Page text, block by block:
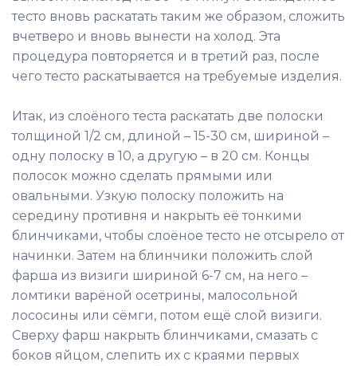
тесто вновь раскатать таким же образом, сложить
вчетверо и вновь вынести на холод. Эта
процедура повторяется и в третий раз, после
чего тесто раскатывается на требуемые изделия.
Итак, из слоёного теста раскатать две полоски
толщиной 1/2 см, длиной – 15-30 см, шириной –
одну полоску в 10, а другую – в 20 см. Концы
полосок можно сделать прямыми или
овальными. Узкую полоску положить на
середину противня и накрыть её тонкими
блинчиками, чтобы слоёное тесто не отсырело от
начинки. Затем на блинчики положить слой
фарша из визиги шириной 6-7 см, на него –
ломтики варёной осетрины, малосольной
лососины или сёмги, потом ещё слой визиги.
Сверху фарш накрыть блинчиками, смазать с
боков яйцом, слепить их с краями первых